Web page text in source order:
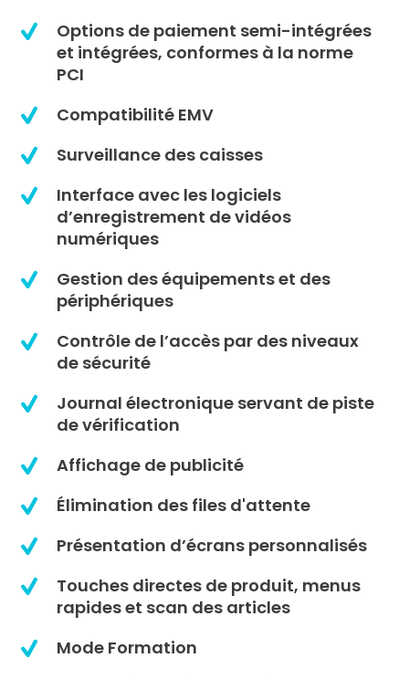
Options de paiement semi-intégrées
et intégrées, conformes à la norme
PCI
Compatibilité EMV
Surveillance des caisses
Interface avec les logiciels
d’enregistrement de vidéos
numériques
Gestion des équipements et des
périphériques
Contrôle de l’accès par des niveaux
de sécurité
Journal électronique servant de piste
de vérification
Affichage de publicité
Élimination des files d'attente
Présentation d’écrans personnalisés
Touches directes de produit, menus
rapides et scan des articles
Mode Formation